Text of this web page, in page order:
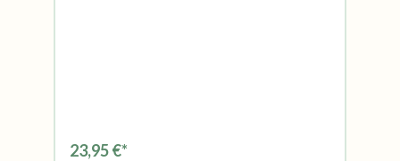
23,95 €*